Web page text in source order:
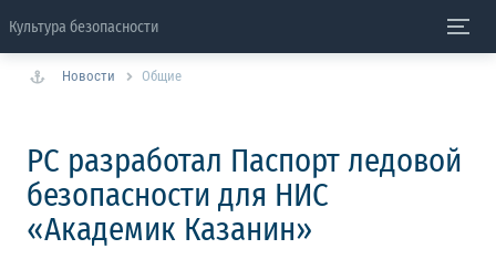
Культура безопасности
Новости Общие
РС разработал Паспорт ледовой
безопасности для НИС
«Академик Казанин»